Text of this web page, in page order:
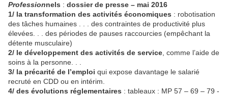
Professionnels : dossier de presse – mai 2016
1/ la transformation des activités économiques : robotisation
des tâches humaines . . . des contraintes de productivité plus
élevées. . . des périodes de pauses raccourcies (empêchant la
détente musculaire)
2/ le développement des activités de service , comme l’aide de
soins à la personne. . .
3/ la précarité de l’emploi qui expose davantage le salarié
recruté en CDD ou en intérim.
4/ des évolutions réglementaires : tableaux : MP 57 – 69 – 79 -